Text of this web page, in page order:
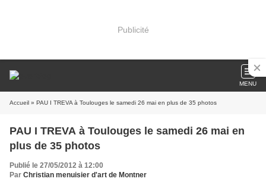
Publicité
MENU
Accueil » PAU I TREVA à Toulouges le samedi 26 mai en plus de 35 photos
PAU I TREVA à Toulouges le samedi 26 mai en
plus de 35 photos
Publié le 27/05/2012 à 12:00
Par Christian menuisier d'art de Montner